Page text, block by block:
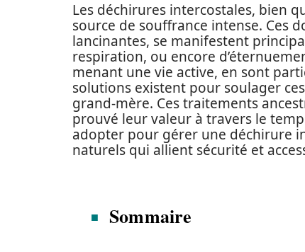
Les déchirures intercostales, bien
source de souffrance intense. Ces
lancinantes, se manifestent
respiration, ou encore
menant une vie active, en sont
solutions existent pour soulager
grand-mère. Ces traitements
prouvé leur valeur à travers le
adopter pour gérer une déchirure
naturels qui allient sécurité et
Sommaire